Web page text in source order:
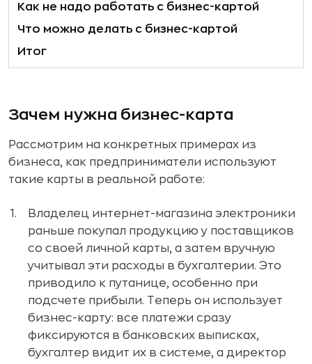
Как не надо работать с бизнес-картой
Что можно делать с бизнес-картой
Итог
Зачем нужна бизнес-карта
Рассмотрим на конкретных примерах из
бизнеса, как предприниматели используют
такие карты в реальной работе:
Владелец интернет-магазина электроники
раньше покупал продукцию у поставщиков
со своей личной карты, а затем вручную
учитывал эти расходы в бухгалтерии. Это
приводило к путанице, особенно при
подсчете прибыли. Теперь он использует
бизнес-карту: все платежи сразу
фиксируются в банковских выписках,
бухгалтер видит их в системе, а директор